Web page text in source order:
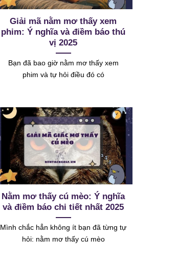
Giải mã nằm mơ thấy xem
phim: Ý nghĩa và điềm báo thú
vị 2025
Bạn đã bao giờ nằm mơ thấy xem
phim và tự hỏi điều đó có
Nằm mơ thấy cú mèo: Ý nghĩa
và điềm báo chi tiết nhất 2025
Mình chắc hẳn không ít bạn đã từng tự
hỏi: nằm mơ thấy cú mèo